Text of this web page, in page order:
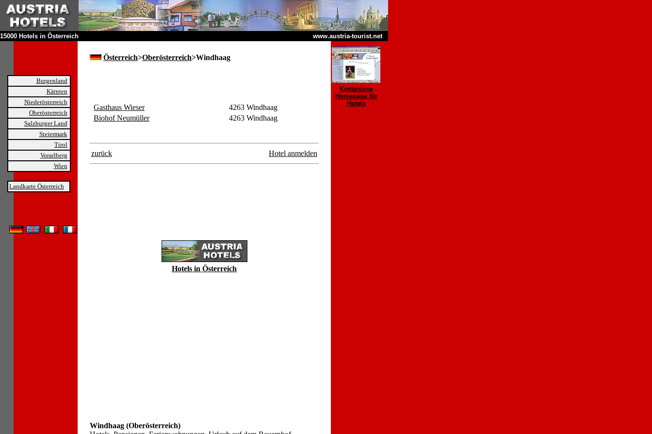
15000 Hotels in Österreich www.austria-tourist.net
Burgenland
Kärnten
Niederösterreich
Oberösterreich
Salzburger Land
Steiermark
Tirol
Vorarlberg
Wien
Landkarte Österreich
Österreich>Oberösterreich>Windhaag
Gasthaus Wieser
4263 Windhaag
Biohof Neumüller
4263 Windhaag
zurück Hotel anmelden
Hotels in Österreich
Windhaag (Oberösterreich)
Kostenlose
Homepage für
Hotels